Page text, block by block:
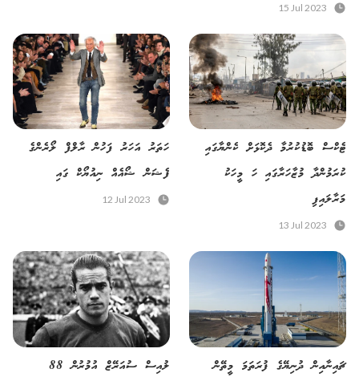
15 Jul 2023
ޓެކްސް ބޮޑުކުރުމާ ދެކޮޅަށް ކެންޔާގައި
ކުރަމުންދާ މުޒާހަރާގައި ހަ މީހަކު
މަރާލައިފި
13 Jul 2023
ހަތަރު އަހަރު ފަހުން ރާލްފް ލޯރެންގެ
ފެޝަން ޝޯއެއް ނިއުޔޯކް ގައި
12 Jul 2023
ޗައިނާއިން ދުނިޔޭގެ ފުރަތަމަ މީތޭން
ލުއިސް ސުއަރޭޒް އުމުރުން 88